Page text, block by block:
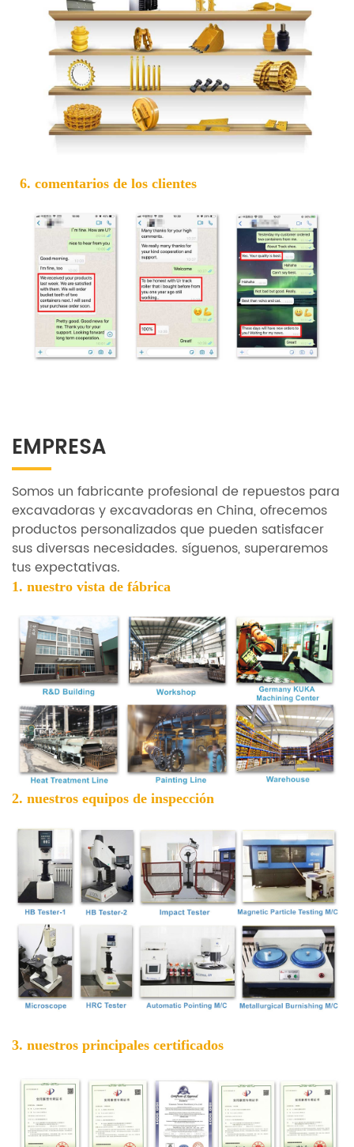
6. comentarios de los clientes
EMPRESA
Somos un fabricante profesional de repuestos para
excavadoras y excavadoras en China, ofrecemos
productos personalizados que pueden satisfacer
sus diversas necesidades. síguenos, superaremos
tus expectativas.
1. nuestro vista de fábrica
2. nuestros equipos de inspección
3. nuestros principales certificados